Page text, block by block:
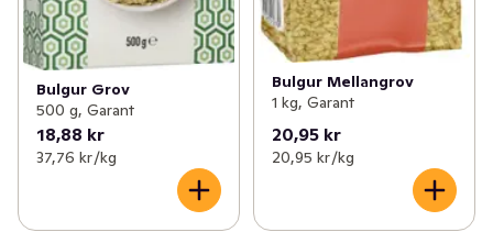
Bulgur Grov
500 g, Garant
18,88 kr
37,76 kr /kg
Bulgur Mellangrov
1 kg, Garant
20,95 kr
20,95 kr /kg